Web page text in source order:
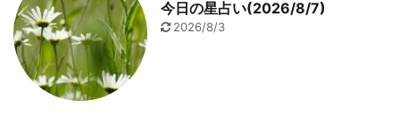
今日の星占い(2026/8/7)
2026/8/3